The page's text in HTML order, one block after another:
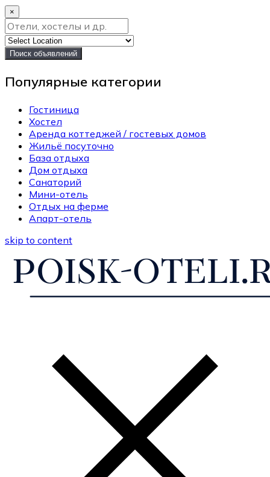
×
Поиск объявлений
Популярные категории
Гостиница
Хостел
Аренда коттеджей / гостевых домов
Жильё посуточно
База отдыха
Дом отдыха
Санаторий
Мини-отель
Отдых на ферме
Апарт-отель
skip to content